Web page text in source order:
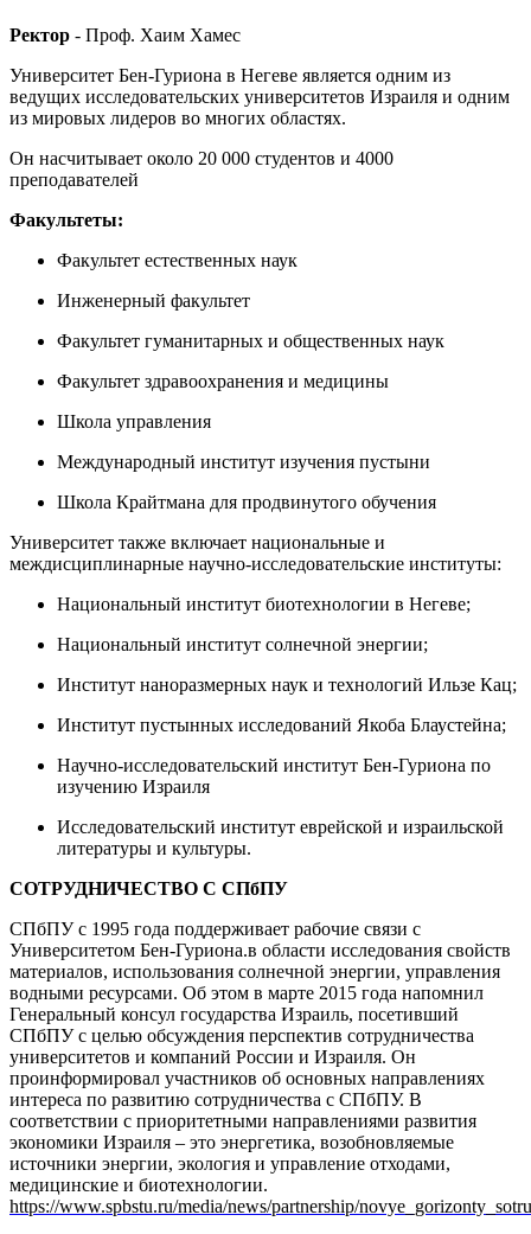
Ректор - Проф. Хаим Хамес
Университет Бен-Гуриона в Негеве является одним из
ведущих исследовательских университетов Израиля и одним
из мировых лидеров во многих областях.
Он насчитывает около 20 000 студентов и 4000
преподавателей
Факультеты:
Факультет естественных наук
Инженерный факультет
Факультет гуманитарных и общественных наук
Факультет здравоохранения и медицины
Школа управления
Международный институт изучения пустыни
Школа Крайтмана для продвинутого обучения
Университет также включает национальные и
междисциплинарные научно-исследовательские институты:
Национальный институт биотехнологии в Негеве;
Национальный институт солнечной энергии;
Институт наноразмерных наук и технологий Ильзе Кац;
Институт пустынных исследований Якоба Блаустейна;
Научно-исследовательский институт Бен-Гуриона по
изучению Израиля
Исследовательский институт еврейской и израильской
литературы и культуры.
СОТРУДНИЧЕСТВО С СПбПУ
СПбПУ с 1995 года поддерживает рабочие связи с
Университетом Бен-Гуриона.в области исследования свойств
материалов, использования солнечной энергии, управления
водными ресурсами. Об этом в марте 2015 года напомнил
Генеральный консул государства Израиль, посетивший
СПбПУ с целью обсуждения перспектив сотрудничества
университетов и компаний России и Израиля. Он
проинформировал участников об основных направлениях
интереса по развитию сотрудничества с СПбПУ. В
соответствии с приоритетными направлениями развития
экономики Израиля – это энергетика, возобновляемые
источники энергии, экология и управление отходами,
медицинские и биотехнологии.
https://www.spbstu.ru/media/news/partnership/